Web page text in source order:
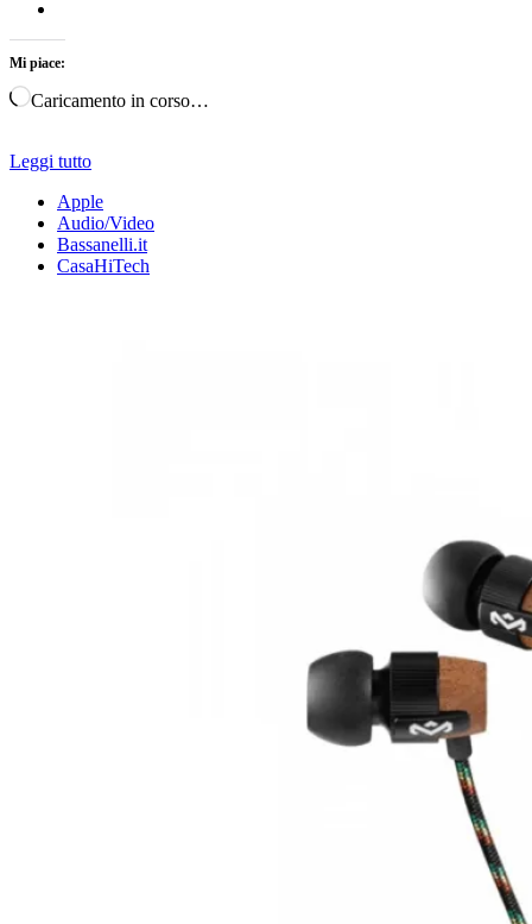
Mi piace:
Caricamento in corso…
Leggi tutto
Apple
Audio/Video
Bassanelli.it
CasaHiTech